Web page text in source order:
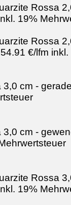
Rossa
19%
Rossa
€/lfm inkl.
cm -
cm -
Rossa
19%